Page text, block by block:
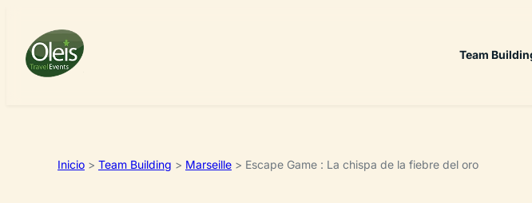
Team
Inicio > Team Building > Marseille > Escape Game : La chispa de la fiebre del oro